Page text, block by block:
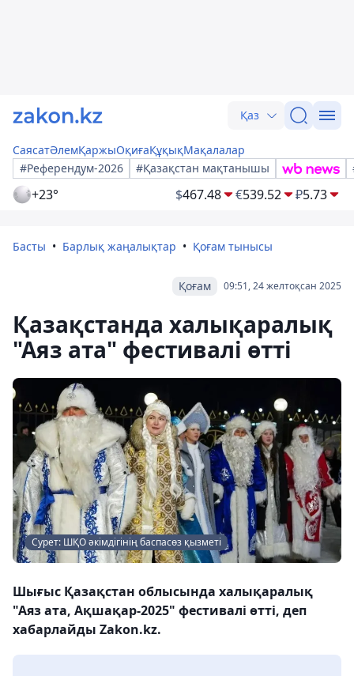
Қаз
СаясатӘлемҚаржыОқиғаҚұқықМақалалар
#Референдум-2026
#Қазақстан мақтанышы
+23° $467.48 €539.52 ₽5.73
Басты Барлық жаңалықтар Қоғам тынысы
09:51, 24 желтоқсан 2025
Қоғам
Қазақстанда халықаралық
"Аяз ата" фестивалі өтті
Сурет: ШҚО әкімдігінің баспасөз қызметі
Шығыс Қазақстан облысында халықаралық
"Аяз ата, Ақшақар-2025" фестивалі өтті, деп
хабарлайды Zakon.kz.